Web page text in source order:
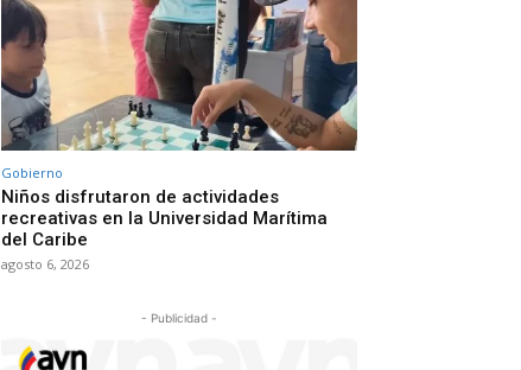
Gobierno
Niños disfrutaron de actividades
recreativas en la Universidad Marítima
del Caribe
agosto 6, 2026
- Publicidad -